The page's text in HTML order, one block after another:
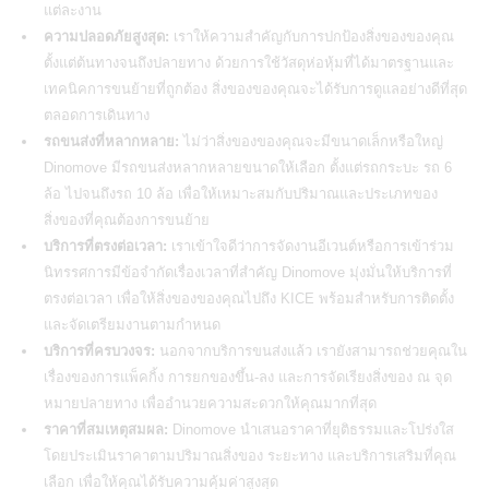
แต่ละงาน
ความปลอดภัยสูงสุด: เราให้ความสำคัญกับการปกป้องสิ่งของของคุณ
ตั้งแต่ต้นทางจนถึงปลายทาง ด้วยการใช้วัสดุห่อหุ้มที่ได้มาตรฐานและ
เทคนิคการขนย้ายที่ถูกต้อง สิ่งของของคุณจะได้รับการดูแลอย่างดีที่สุด
ตลอดการเดินทาง
รถขนส่งที่หลากหลาย: ไม่ว่าสิ่งของของคุณจะมีขนาดเล็กหรือใหญ่
Dinomove มีรถขนส่งหลากหลายขนาดให้เลือก ตั้งแต่รถกระบะ รถ 6
ล้อ ไปจนถึงรถ 10 ล้อ เพื่อให้เหมาะสมกับปริมาณและประเภทของ
สิ่งของที่คุณต้องการขนย้าย
บริการที่ตรงต่อเวลา: เราเข้าใจดีว่าการจัดงานอีเวนต์หรือการเข้าร่วม
นิทรรศการมีข้อจำกัดเรื่องเวลาที่สำคัญ Dinomove มุ่งมั่นให้บริการที่
ตรงต่อเวลา เพื่อให้สิ่งของของคุณไปถึง KICE พร้อมสำหรับการติดตั้ง
และจัดเตรียมงานตามกำหนด
บริการที่ครบวงจร: นอกจากบริการขนส่งแล้ว เรายังสามารถช่วยคุณใน
เรื่องของการแพ็คกิ้ง การยกของขึ้น-ลง และการจัดเรียงสิ่งของ ณ จุด
หมายปลายทาง เพื่ออำนวยความสะดวกให้คุณมากที่สุด
ราคาที่สมเหตุสมผล: Dinomove นำเสนอราคาที่ยุติธรรมและโปร่งใส
โดยประเมินราคาตามปริมาณสิ่งของ ระยะทาง และบริการเสริมที่คุณ
เลือก เพื่อให้คุณได้รับความคุ้มค่าสูงสุด